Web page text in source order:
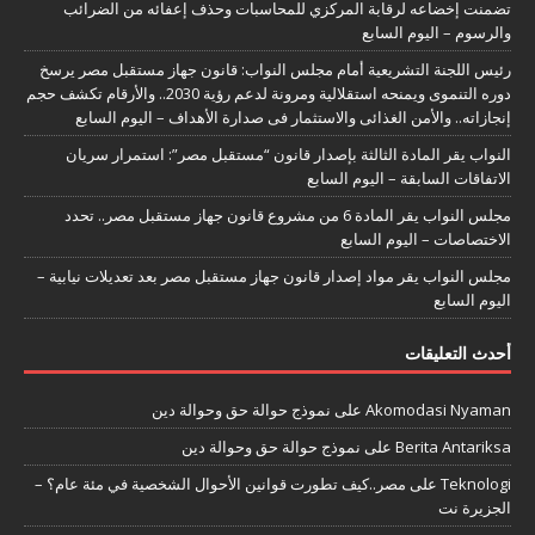
تضمنت إخضاعه لرقابة المركزي للمحاسبات وحذف إعفائه من الضرائب
والرسوم – اليوم السابع
رئيس اللجنة التشريعية أمام مجلس النواب: قانون جهاز مستقبل مصر يرسخ
دوره التنموى ويمنحه استقلالية ومرونة لدعم رؤية 2030.. والأرقام تكشف حجم
إنجازاته.. والأمن الغذائى والاستثمار فى صدارة الأهداف – اليوم السابع
النواب يقر المادة الثالثة بإصدار قانون “مستقبل مصر”: استمرار سريان
الاتفاقات السابقة – اليوم السابع
مجلس النواب يقر المادة 6 من مشروع قانون جهاز مستقبل مصر.. تحدد
الاختصاصات – اليوم السابع
مجلس النواب يقر مواد إصدار قانون جهاز مستقبل مصر بعد تعديلات نيابية –
اليوم السابع
أحدث التعليقات
Akomodasi Nyaman على نموذج حوالة حق وحوالة دين
Berita Antariksa على نموذج حوالة حق وحوالة دين
Teknologi على مصر..كيف تطورت قوانين الأحوال الشخصية في مئة عام؟ –
الجزيرة نت